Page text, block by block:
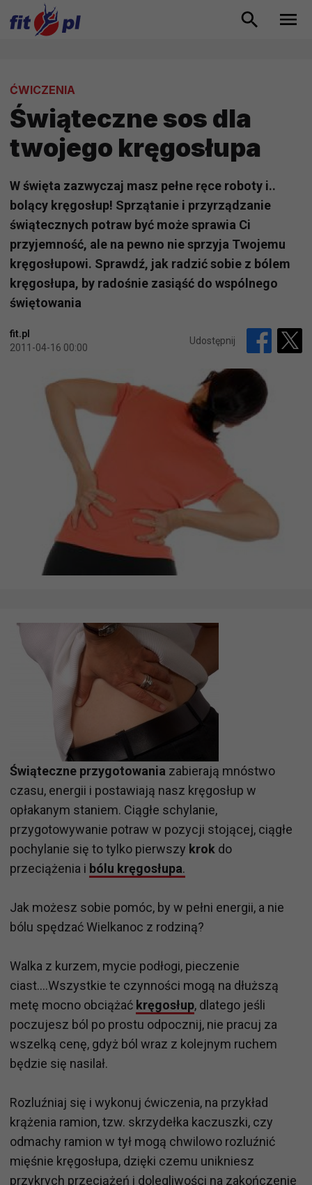
ĆWICZENIA
Świąteczne sos dla
twojego kręgosłupa
W święta zazwyczaj masz pełne ręce roboty i..
bolący kręgosłup! Sprzątanie i przyrządzanie
świątecznych potraw być może sprawia Ci
przyjemność, ale na pewno nie sprzyja Twojemu
kręgosłupowi. Sprawdź, jak radzić sobie z bólem
kręgosłupa, by radośnie zasiąść do wspólnego
świętowania
fit.pl
2011-04-16 00:00
Udostępnij
Świąteczne przygotowania zabierają mnóstwo
czasu, energii i postawiają nasz kręgosłup w
opłakanym staniem. Ciągłe schylanie,
przygotowywanie potraw w pozycji stojącej, ciągłe
pochylanie się to tylko pierwszy krok do
przeciążenia i bólu kręgosłupa.
Jak możesz sobie pomóc, by w pełni energii, a nie
bólu spędzać Wielkanoc z rodziną?
Walka z kurzem, mycie podłogi, pieczenie
ciast....Wszystkie te czynności mogą na dłuższą
metę mocno obciążać kręgosłup, dlatego jeśli
poczujesz ból po prostu odpocznij, nie pracuj za
wszelką cenę, gdyż ból wraz z kolejnym ruchem
będzie się nasilał.
Rozluźniaj się i wykonuj ćwiczenia, na przykład
krążenia ramion, tzw. skrzydełka kaczuszki, czy
odmachy ramion w tył mogą chwilowo rozluźnić
mięśnie kręgosłupa, dzięki czemu unikniesz
przykrych przeciążeń i dolegliwości na zakończenie